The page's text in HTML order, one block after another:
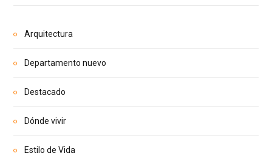
Arquitectura
Departamento nuevo
Destacado
Dónde vivir
Estilo de Vida